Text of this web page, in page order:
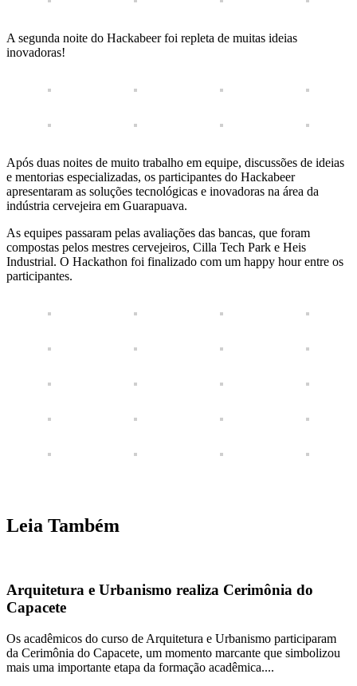
A segunda noite do Hackabeer foi repleta de muitas ideias
inovadoras!
Após duas noites de muito trabalho em equipe, discussões de ideias
e mentorias especializadas, os participantes do Hackabeer
apresentaram as soluções tecnológicas e inovadoras na área da
indústria cervejeira em Guarapuava.
As equipes passaram pelas avaliações das bancas, que foram
compostas pelos mestres cervejeiros, Cilla Tech Park e Heis
Industrial. O Hackathon foi finalizado com um happy hour entre os
participantes.
Leia Também
Arquitetura e Urbanismo realiza Cerimônia do
Capacete
Os acadêmicos do curso de Arquitetura e Urbanismo participaram
da Cerimônia do Capacete, um momento marcante que simbolizou
mais uma importante etapa da formação acadêmica....